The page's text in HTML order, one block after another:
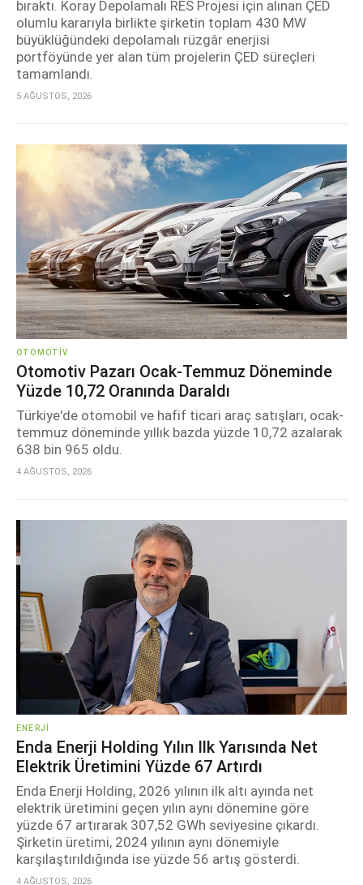
bıraktı. Koray Depolamalı RES Projesi için alınan ÇED
olumlu kararıyla birlikte şirketin toplam 430 MW
büyüklüğündeki depolamalı rüzgâr enerjisi
portföyünde yer alan tüm projelerin ÇED süreçleri
tamamlandı.
5 AĞUSTOS, 2026
OTOMOTIV
Otomotiv Pazarı Ocak-Temmuz Döneminde
Yüzde 10,72 Oranında Daraldı
Türkiye'de otomobil ve hafif ticari araç satışları, ocak-
temmuz döneminde yıllık bazda yüzde 10,72 azalarak
638 bin 965 oldu.
4 AĞUSTOS, 2026
ENERJI
Enda Enerji Holding Yılın Ilk Yarısında Net
Elektrik Üretimini Yüzde 67 Artırdı
Enda Enerji Holding, 2026 yılının ilk altı ayında net
elektrik üretimini geçen yılın aynı dönemine göre
yüzde 67 artırarak 307,52 GWh seviyesine çıkardı.
Şirketin üretimi, 2024 yılının aynı dönemiyle
karşılaştırıldığında ise yüzde 56 artış gösterdi.
4 AĞUSTOS, 2026